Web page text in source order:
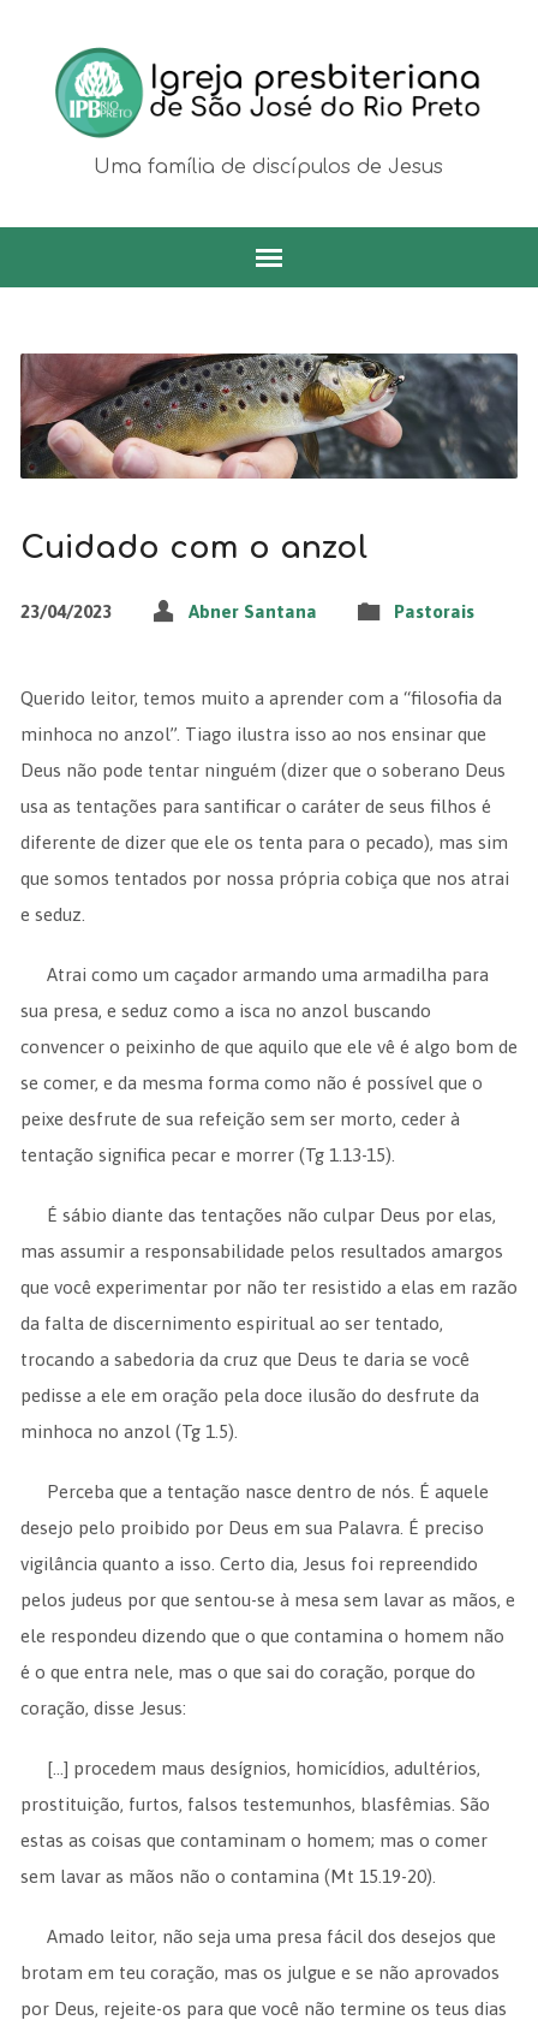
Uma família de discípulos de Jesus
Cuidado com o anzol
23/04/2023 Abner Santana Pastorais
Querido leitor, temos muito a aprender com a “filosofia da
minhoca no anzol”. Tiago ilustra isso ao nos ensinar que
Deus não pode tentar ninguém (dizer que o soberano Deus
usa as tentações para santificar o caráter de seus filhos é
diferente de dizer que ele os tenta para o pecado), mas sim
que somos tentados por nossa própria cobiça que nos atrai
e seduz.
Atrai como um caçador armando uma armadilha para
sua presa, e seduz como a isca no anzol buscando
convencer o peixinho de que aquilo que ele vê é algo bom de
se comer, e da mesma forma como não é possível que o
peixe desfrute de sua refeição sem ser morto, ceder à
tentação significa pecar e morrer (Tg 1.13-15).
É sábio diante das tentações não culpar Deus por elas,
mas assumir a responsabilidade pelos resultados amargos
que você experimentar por não ter resistido a elas em razão
da falta de discernimento espiritual ao ser tentado,
trocando a sabedoria da cruz que Deus te daria se você
pedisse a ele em oração pela doce ilusão do desfrute da
minhoca no anzol (Tg 1.5).
Perceba que a tentação nasce dentro de nós. É aquele
desejo pelo proibido por Deus em sua Palavra. É preciso
vigilância quanto a isso. Certo dia, Jesus foi repreendido
pelos judeus por que sentou-se à mesa sem lavar as mãos, e
ele respondeu dizendo que o que contamina o homem não
é o que entra nele, mas o que sai do coração, porque do
coração, disse Jesus:
[…] procedem maus desígnios, homicídios, adultérios,
prostituição, furtos, falsos testemunhos, blasfêmias. São
estas as coisas que contaminam o homem; mas o comer
sem lavar as mãos não o contamina (Mt 15.19-20).
Amado leitor, não seja uma presa fácil dos desejos que
brotam em teu coração, mas os julgue e se não aprovados
por Deus, rejeite-os para que você não termine os teus dias